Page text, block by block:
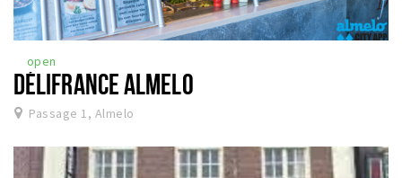
open
DÉLIFRANCE ALMELO
Passage 1, Almelo